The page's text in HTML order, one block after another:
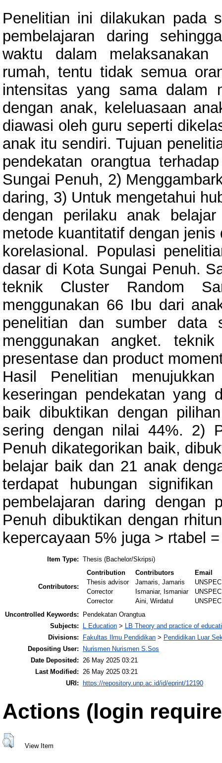
Penelitian ini dilakukan pada
pembelajaran daring
waktu dalam melaksanakan
rumah, tentu tidak semua
intensitas yang sama dalam
dengan anak, keleluasaan
diawasi oleh guru seperti
anak itu sendiri. Tujuan
pendekatan orangtua
Sungai Penuh, 2)
daring, 3) Untuk mengetahui
dengan perilaku anak
metode kuantitatif dengan jenis
korelasional. Populasi
dasar di Kota Sungai Penuh.
teknik Cluster Random
menggunakan 66 Ibu dari
penelitian dan sumber data
menggunakan angket.
presentase dan product
Hasil Penelitian
keseringan pendekatan yang
baik dibuktikan dengan
sering dengan nilai 44%. 2)
Penuh dikategorikan baik,
belajar baik dan 21 anak
terdapat hubungan
pembelajaran daring
Penuh dibuktikan dengan
kepercayaan 5% juga > rtabel
Item Type: Thesis (Bachelor/Skripsi)
Contributors:
Contribution Contributors
Email
Thesis advisor
Jamaris, Jamaris
Corrector
Ismaniar, Ismaniar
Corrector
Aini, Wirdatul
Uncontrolled Keywords:
Pendekatan Orangtua
Subjects:
L Education > LB Theory and practice of
Divisions:
Fakultas Ilmu Pendidikan > Pendidikan Luar
Depositing User:
Nurismen Nurismen S.Sos
Date Deposited: 26 May 2025 03:21
Last Modified: 26 May 2025 03:21
URI:
https://repository.unp.ac.id/id/eprint/12190
Actions (login
View Item